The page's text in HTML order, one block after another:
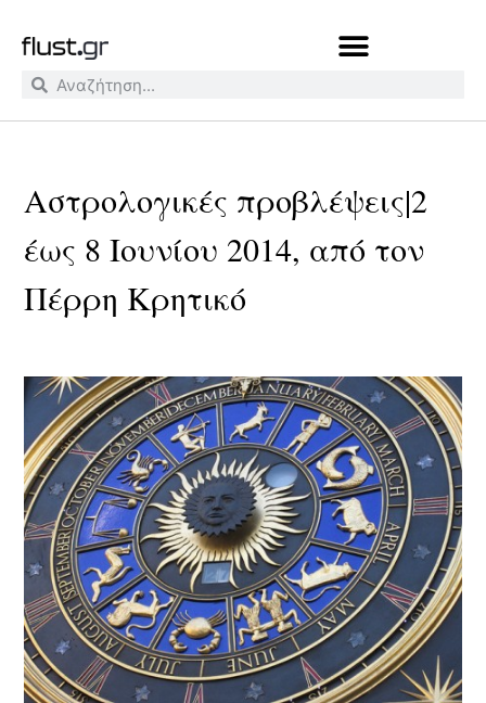
Αστρολογικές προβλέψεις|2
έως 8 Ιουνίου 2014, από τον
Πέρρη Κρητικό